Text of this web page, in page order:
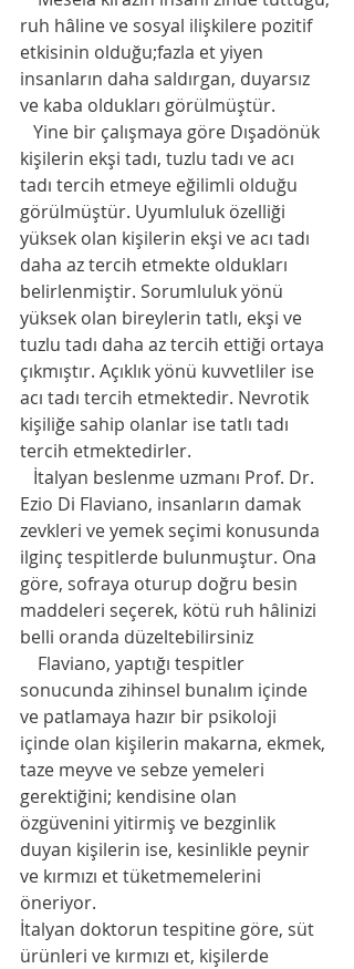
ruh hâline ve sosyal ilişkilere pozitif
etkisinin olduğu;fazla et yiyen
insanların daha saldırgan, duyarsız
ve kaba oldukları görülmüştür.
Yine bir çalışmaya göre Dışadönük
kişilerin ekşi tadı, tuzlu tadı ve acı
tadı tercih etmeye eğilimli olduğu
görülmüştür. Uyumluluk özelliği
yüksek olan kişilerin ekşi ve acı tadı
daha az tercih etmekte oldukları
belirlenmiştir. Sorumluluk yönü
yüksek olan bireylerin tatlı, ekşi ve
tuzlu tadı daha az tercih ettiği ortaya
çıkmıştır. Açıklık yönü kuvvetliler ise
acı tadı tercih etmektedir. Nevrotik
kişiliğe sahip olanlar ise tatlı tadı
tercih etmektedirler.
İtalyan beslenme uzmanı Prof. Dr.
Ezio Di Flaviano, insanların damak
zevkleri ve yemek seçimi konusunda
ilginç tespitlerde bulunmuştur. Ona
göre, sofraya oturup doğru besin
maddeleri seçerek, kötü ruh hâlinizi
belli oranda düzeltebilirsiniz
Flaviano, yaptığı tespitler
sonucunda zihinsel bunalım içinde
ve patlamaya hazır bir psikoloji
içinde olan kişilerin makarna, ekmek,
taze meyve ve sebze yemeleri
gerektiğini; kendisine olan
özgüvenini yitirmiş ve bezginlik
duyan kişilerin ise, kesinlikle peynir
ve kırmızı et tüketmemelerini
öneriyor.
İtalyan doktorun tespitine göre, süt
ürünleri ve kırmızı et, kişilerde